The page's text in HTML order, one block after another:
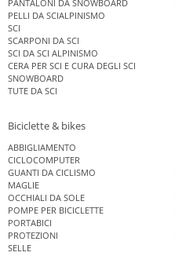
PANTALONI DA SNOWBOARD
PELLI DA SCIALPINISMO
SCI
SCARPONI DA SCI
SCI DA SCI ALPINISMO
CERA PER SCI E CURA DEGLI SCI
SNOWBOARD
TUTE DA SCI
Biciclette & bikes
ABBIGLIAMENTO
CICLOCOMPUTER
GUANTI DA CICLISMO
MAGLIE
OCCHIALI DA SOLE
POMPE PER BICICLETTE
PORTABICI
PROTEZIONI
SELLE